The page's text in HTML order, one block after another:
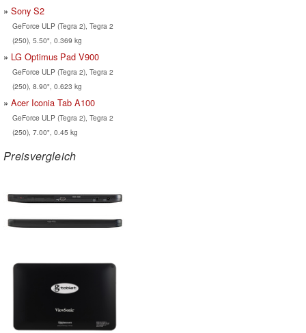
Sony S2
GeForce ULP (Tegra 2), Tegra 2
(250), 5.50", 0.369 kg
LG Optimus Pad V900
GeForce ULP (Tegra 2), Tegra 2
(250), 8.90", 0.623 kg
Acer Iconia Tab A100
GeForce ULP (Tegra 2), Tegra 2
(250), 7.00", 0.45 kg
Preisvergleich